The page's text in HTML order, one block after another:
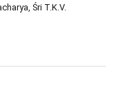
Śri T.K.V.